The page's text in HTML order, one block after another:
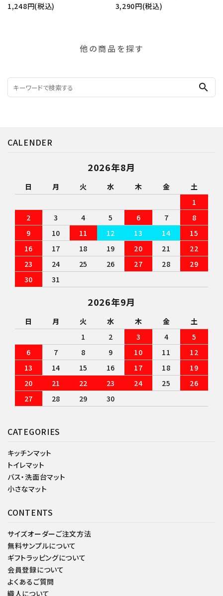
1,248円(税込)
3,290円(税込)
他の商品を探す
search
CATEGORIES
キッチンマット
トイレマット
バス・洗面台マット
小さなマット
CONTENTS
サイズオーダーご注文方法
無料サンプルについて
ギフトラッピングについて
会員登録について
よくあるご質問
織人について
CALENDER
2026年8月
日 月 火 水 木 金
土
1
2
3 4 5 6 7
8
9
10 11 12 13 14
15
16
17 18 19 20 21
22
23
24 25 26 27 28
29
30
31
2026年9月
日 月 火 水 木 金
土
1
2 3 4
5
6
7 8 9 10 11
12
13
14 15 16 17 18
19
20
21 22 23 24 25
26
27
28 29 30